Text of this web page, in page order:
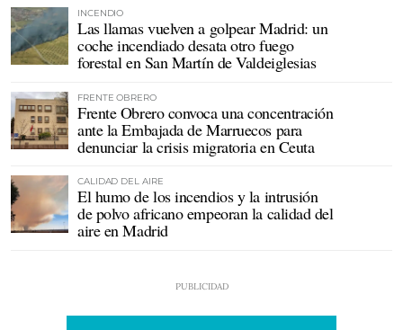
INCENDIO
Las llamas vuelven a golpear Madrid: un
coche incendiado desata otro fuego
forestal en San Martín de Valdeiglesias
FRENTE OBRERO
Frente Obrero convoca una concentración
ante la Embajada de Marruecos para
denunciar la crisis migratoria en Ceuta
CALIDAD DEL AIRE
El humo de los incendios y la intrusión
de polvo africano empeoran la calidad del
aire en Madrid